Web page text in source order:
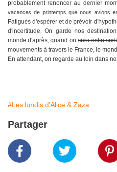
probablement renoncer au dernier
vacances de printemps que nous avions
Fatigués d'espérer et de prévoir
d'incertitude. On garde nos
monde d'après, quand on sera enfin
mouvements à travers le France, le
En attendant, on regarde au loin dans
#Les lundis d'Alice & Zaza
Partager